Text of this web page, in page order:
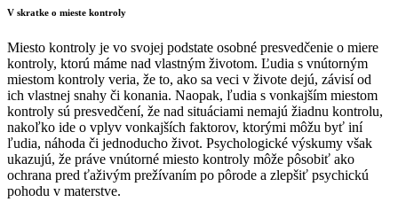
V skratke o mieste kontroly
Miesto kontroly je vo svojej podstate osobné presvedčenie o miere
kontroly, ktorú máme nad vlastným životom. Ľudia s vnútorným
miestom kontroly veria, že to, ako sa veci v živote dejú, závisí od
ich vlastnej snahy či konania. Naopak, ľudia s vonkajším miestom
kontroly sú presvedčení, že nad situáciami nemajú žiadnu kontrolu,
nakoľko ide o vplyv vonkajších faktorov, ktorými môžu byť iní
ľudia, náhoda či jednoducho život. Psychologické výskumy však
ukazujú, že práve vnútorné miesto kontroly môže pôsobiť ako
ochrana pred ťaživým prežívaním po pôrode a zlepšiť psychickú
pohodu v materstve.